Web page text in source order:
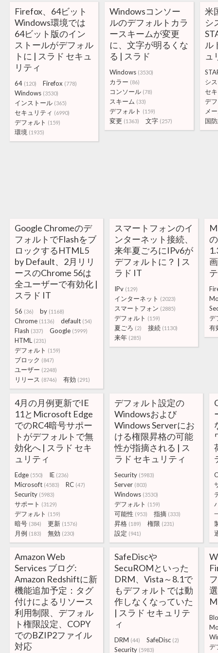
Firefox、64ビット
Windows環境では
64ビット版のイン
ストールがデフォル
トに | スラド セキュ
リティ
64 (120) Firefox (778)
Windows (3530)
インストール (365)
セキュリティ (6990)
デフォルト (159)
環境 (1935)
Windowsコンソー
ルのデフォルトカラ
ースキームが変更
に、文字が明るくな
る | スラド
Windows (3530)
カラー (86)
コンソール (78)
スキーム (33)
デフォルト (159)
変更 (1363) 文字 (257)
米
シ
ル
ュ
シ
セ
デ
メ
国
Google Chromeのデ
フォルトでFlashをブ
ロックするHTML5
by Default、2月リリ
ースのChrome 56は
全ユーザーで有効化 |
スラド IT
56 (36) by (1168)
Chrome (1136) default (54)
Flash (337) Google (5999)
HTML (231)
デフォルト (159)
ブロック (847)
ユーザー (2248)
リリース (8746) 有効 (291)
スマートフォンのイ
ンターネット接続、
来年夏ごろにIPv6が
デフォルトに？ | ス
ラド IT
IPv (129)
インターネット (2023)
スマートフォン (2885)
デフォルト (159)
夏ごろ (2) 接続 (1130)
来年 (285)
デ
有
4月の月例更新でIE
11とMicrosoft Edge
でのRC4暗号サポー
トがデフォルトで無
効化へ | スラド セキ
ュリティ
Edge (550) IE (236)
Microsoft (4583) RC (47)
Security (5983)
サポート (3129)
デフォルト (159)
暗号 (384) 更新 (1576)
月例 (183) 無効 (230)
デフォルト設定の
Windowsおよび
Windows Serverにお
ける権限昇格の可能
性が指摘される | ス
ラド セキュリティ
Security (5983)
Server (803)
Windows (3530)
デフォルト (159)
可能性 (953) 指摘 (333)
昇格 (189) 権限 (231)
設定 (941)
Amazon Web
Services ブログ:
Amazon Redshiftに新
機能追加予定：タグ
付けによるリソース
利用制限、デフォル
ト権限設定、COPY
でのBZIP2ファイル
対応
SafeDiscや
SecuROMといった
DRM、Vista～8.1で
もデフォルトでは動
作しなくなっていた
| スラド セキュリテ
ィ
DRM (44) SafeDisc (2)
Security (5983)
デ